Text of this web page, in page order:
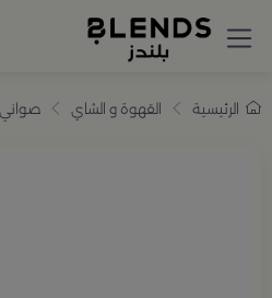
تسوّق من بلندز تشكيلة
الرئيسية القهوة و الشاي صواني